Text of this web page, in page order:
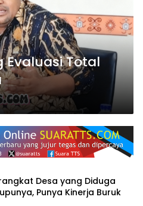
Evaluasi Total
Desa yang Diduga
Hamili Sepupunya, Punya Kinerja Buruk